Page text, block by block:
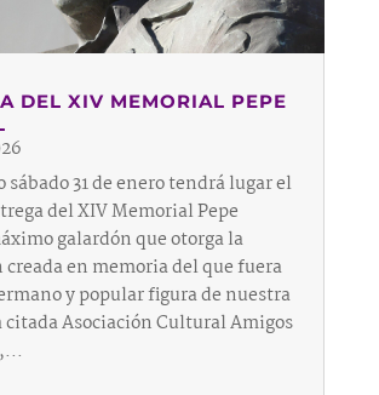
DEL XIV MEMORIAL PEPE
31 de enero tendrá lugar el
del XIV Memorial Pepe
galardón que otorga la
creada en memoria del que fuera
y popular figura de nuestra
citada Asociación Cultural Amigos